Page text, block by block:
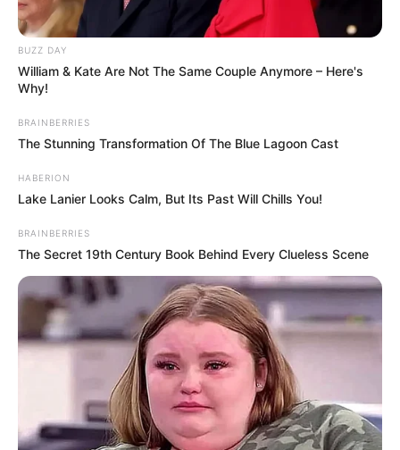
BUZZ DAY
William & Kate Are Not The Same Couple Anymore – Here's
Why!
BRAINBERRIES
The Stunning Transformation Of The Blue Lagoon Cast
HABERION
Lake Lanier Looks Calm, But Its Past Will Chills You!
BRAINBERRIES
The Secret 19th Century Book Behind Every Clueless Scene